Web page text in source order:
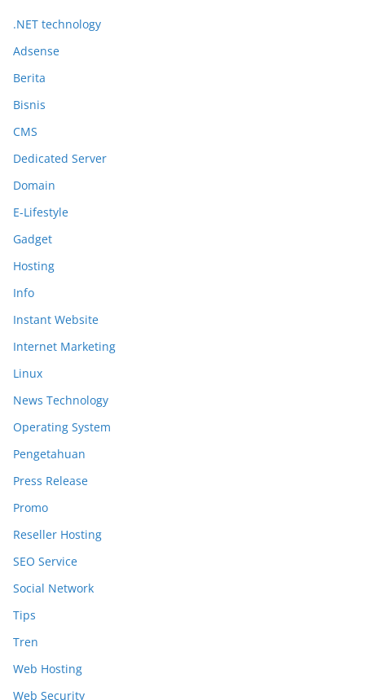
.NET technology
Adsense
Berita
Bisnis
CMS
Dedicated Server
Domain
E-Lifestyle
Gadget
Hosting
Info
Instant Website
Internet Marketing
Linux
News Technology
Operating System
Pengetahuan
Press Release
Promo
Reseller Hosting
SEO Service
Social Network
Tips
Tren
Web Hosting
Web Security